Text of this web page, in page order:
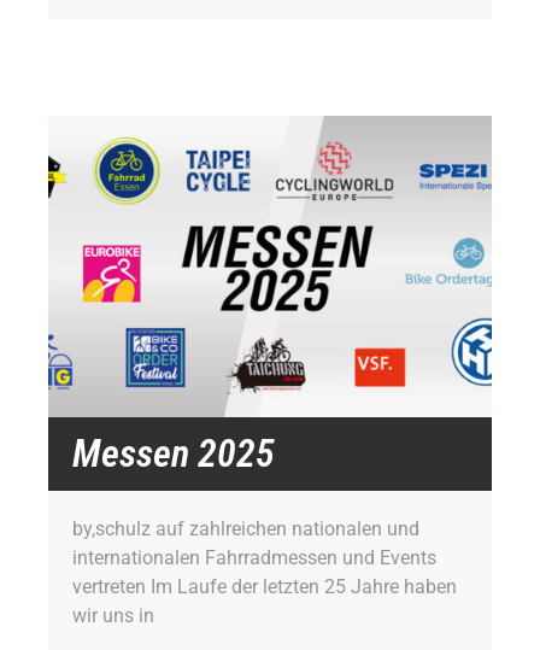
Messen 2025
by,schulz auf zahlreichen nationalen und
internationalen Fahrradmessen und Events
vertreten Im Laufe der letzten 25 Jahre haben
wir uns in